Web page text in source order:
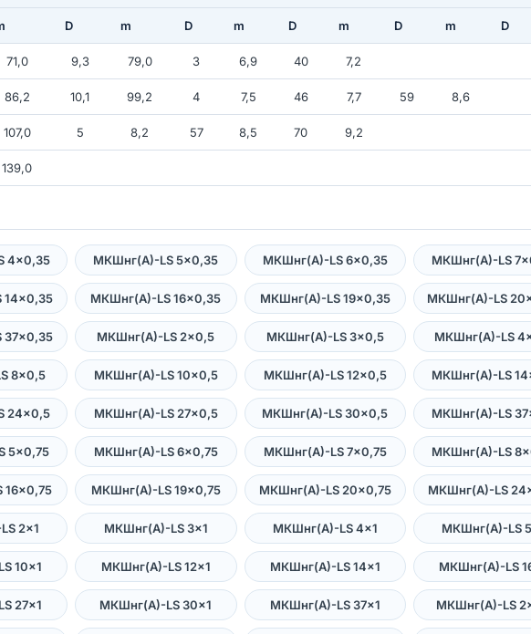
D m D m D m D m D
71,0 9,3 79,0 3 6,9 40 7,2
86,2 10,1 99,2 4 7,5 46 7,7 59 8,6
107,0 5 8,2 57 8,5 70 9,2
139,0
4×0,35 МКШнг(А)-LS 5×0,35 МКШнг(А)-LS 6×0,35 МКШнг(А)-LS
МКШнг(А)-LS 16×0,35 МКШнг(А)-LS 19×0,35 МКШнг(А)-LS
МКШнг(А)-LS 2×0,5 МКШнг(А)-LS 3×0,5 МКШнг(А)-LS
8×0,5 МКШнг(А)-LS 10×0,5 МКШнг(А)-LS 12×0,5 МКШнг(А)-LS
24×0,5 МКШнг(А)-LS 27×0,5 МКШнг(А)-LS 30×0,5 МКШнг(А)-LS
5×0,75 МКШнг(А)-LS 6×0,75 МКШнг(А)-LS 7×0,75 МКШнг(А)-LS
МКШнг(А)-LS 19×0,75 МКШнг(А)-LS 20×0,75 МКШнг(А)-LS
2×1 МКШнг(А)-LS 3×1 МКШнг(А)-LS 4×1 МКШнг(А)-LS
10×1 МКШнг(А)-LS 12×1 МКШнг(А)-LS 14×1 МКШнг(А)-LS
27×1 МКШнг(А)-LS 30×1 МКШнг(А)-LS 37×1 МКШнг(А)-LS